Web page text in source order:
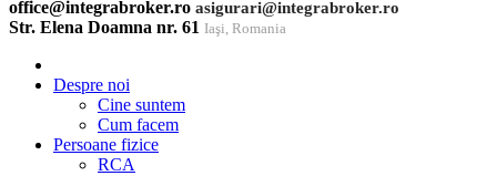
office@integrabroker.ro asigurari@integrabroker.ro
Str. Elena Doamna nr. 61 Iaşi, Romania
Despre noi
Cine suntem
Cum facem
Persoane fizice
RCA